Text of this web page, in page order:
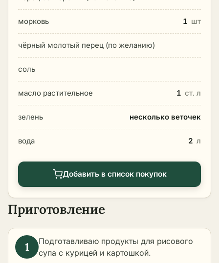
морковь 1 шт
чёрный молотый перец (по желанию)
соль
масло растительное 1 ст. л
зелень несколько веточек
вода 2 л
Добавить в список покупок
Приготовление
Подготавливаю продукты для рисового
супа с курицей и картошкой.